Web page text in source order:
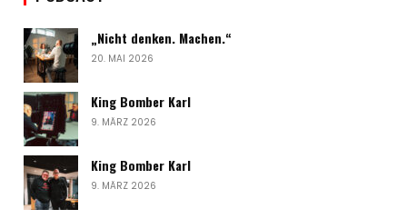
„Nicht denken. Machen.“
20. MAI 2026
King Bomber Karl
9. MÄRZ 2026
King Bomber Karl
9. MÄRZ 2026